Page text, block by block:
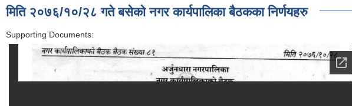
मिति २०७६/१०/२८ गते बसेको नगर कार्यपालिका बैठकका निर्णयहरु
Supporting Documents: